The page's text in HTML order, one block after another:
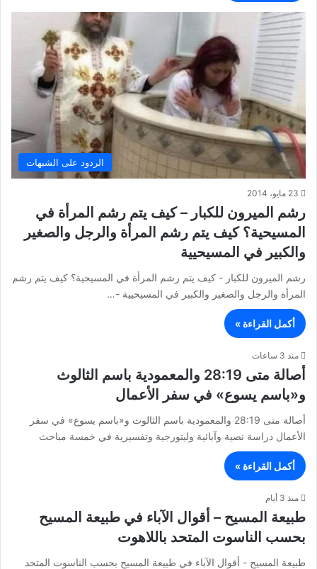
الردود على الشبهات
23 مايو، 2014
رشم الميرون للكبار – كيف يتم رشم المرأة في
المسيحية؟ كيف يتم رشم المرأة والرجل والصغير
والكبير في المسيحيية
رشم الميرون للكبار - كيف يتم رشم المرأة في المسيحية؟ كيف يتم رشم
المرأة والرجل والصغير والكبير في المسيحيية -…
أكمل القراءة »
منذ 3 ساعات
أصالة متى 28:19 والمعمودية باسم الثالوث
و«باسم يسوع» في سفر الأعمال
أصالة متى 28:19 والمعمودية باسم الثالوث و«باسم يسوع» في سفر
الأعمال دراسة نصية وآبائية وليتورجية وتفسيرية في خمسة مباحث
أكمل القراءة »
منذ 3 أيام
طبيعة المسيح – أقوال الآباء في طبيعة المسيح
بحسب الناسوت المتحد باللاهوت
طبيعة المسيح - أقوال الآباء في طبيعة المسيح بحسب الناسوت المتحد